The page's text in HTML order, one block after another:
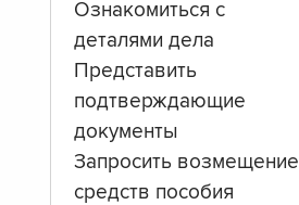
Ознакомиться с
деталями дела
Представить
подтверждающие
документы
Запросить возмещение
средств пособия